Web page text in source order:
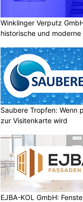
Winklinger Verputz
historische und moderne
Saubere Tropfen: Wenn
zur Visitenkarte wird
EJBA-KOL GmbH: